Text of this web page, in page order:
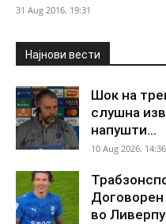
31 Aug 2016. 19:31
Најнови вести
Шок на
слушна
напушти...
10 Aug 2026. 14:36
Договорен
во